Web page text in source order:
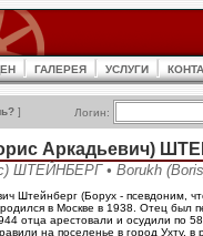
ГАЛЕРЕЯ УСЛУГИ
] Логин:
Аркадьевич)
ШТЕЙНБЕРГ • Borukh
Штейнберг (Борух - псевдоним,
в Москве в 1938. Отец был
отца арестовали и осудили по
на поселенье в город Ухту,